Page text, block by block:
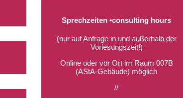
Sprechzeiten •consulting hours
(nur auf Anfrage in und außerhalb der
Vorlesungszeit!)
Online oder vor Ort im Raum 007B
(AStA-Gebäude) möglich
//